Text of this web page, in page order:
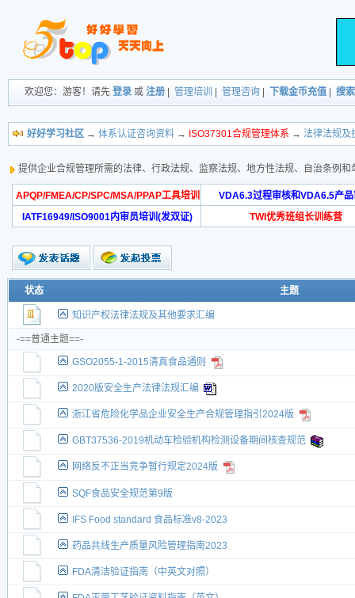
欢迎您：游客！请先 登录 或 注册 管理培训 管理咨询 下载金币充值 搜索
好好学习社区 → 体系认证咨询资料 → ISO37301合规管理体系 → 法律法规及
提供企业合规管理所需的法律、行政法规、监察法规、地方性法规、自治条例
APQP/FMEA/CP/SPC/MSA/PPAP工具培训
VDA6.3过程审核和VDA6.5产品
IATF16949/ISO9001内审员培训(发双证)
TWI优秀班组长训练营
状态 主题
知识产权法律法规及其他要求汇编
-==普通主题==-
GSO2055-1-2015清真食品通则
2020版安全生产法律法规汇编
浙江省危险化学品企业安全生产合规管理指引2024版
GBT37536-2019机动车检验机构检测设备期间核查规范
网络反不正当竞争暂行规定2024版
SQF食品安全规范第9版
IFS Food standard 食品标准v8-2023
药品共线生产质量风险管理指南2023
FDA清洁验证指南（中英文对照）